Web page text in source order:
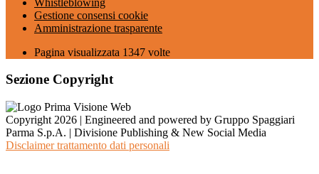
Gestione consensi cookie
Amministrazione trasparente
Pagina visualizzata 1347 volte
Sezione Copyright
Copyright 2026 | Engineered and powered by Gruppo Spaggiari
Parma S.p.A. | Divisione Publishing & New Social Media
Disclaimer trattamento dati personali